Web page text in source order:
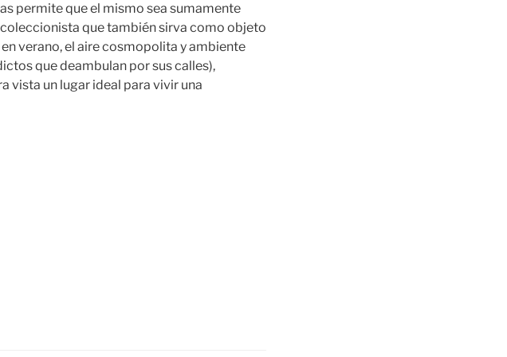
permite que el mismo sea sumamente
que también sirva como objeto
verano, el aire cosmopolita y ambiente
que deambulan por sus calles),
vista un lugar ideal para vivir una